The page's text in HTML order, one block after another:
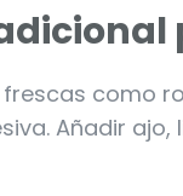
como
Añadir